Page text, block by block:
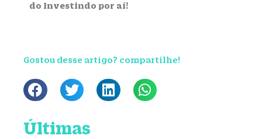
do Investindo por aí!
Gostou desse artigo? compartilhe!
Últimas